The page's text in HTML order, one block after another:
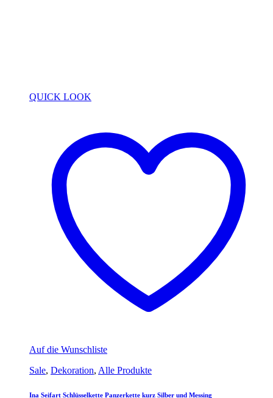
QUICK LOOK
Auf die Wunschliste
Sale, Dekoration, Alle Produkte
Ina Seifart Schlüsselkette Panzerkette kurz Silber und Messing